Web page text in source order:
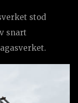
stod
snart